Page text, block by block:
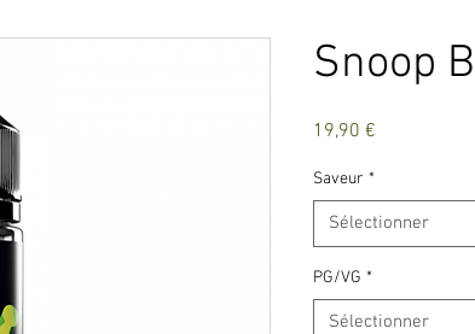
Snoop
19,90 €
Saveur *
Sélectionner
PG/VG *
Sélectionner